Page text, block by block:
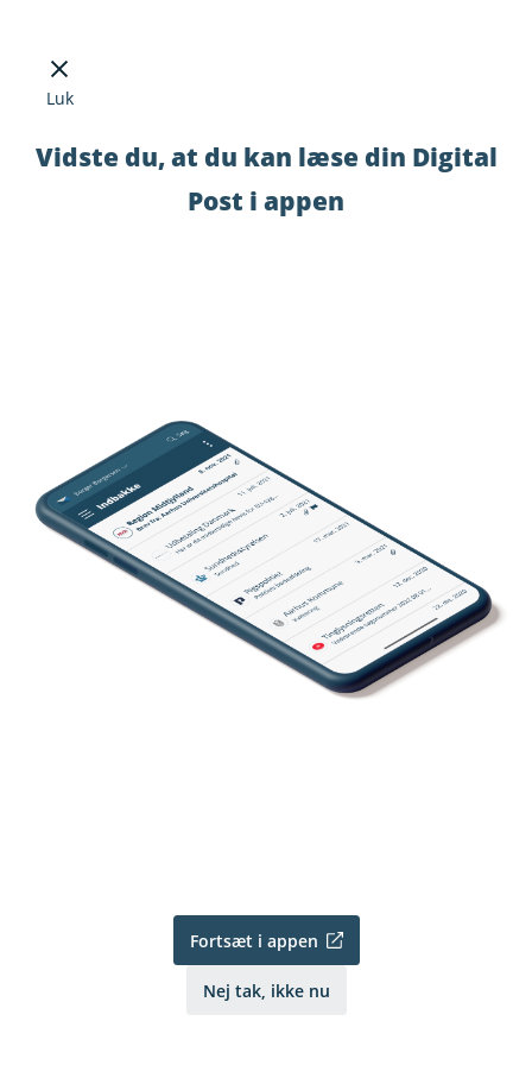
Luk
Vidste du, at du kan læse din Digital
Post i appen
Fortsæt i appen
Nej tak, ikke nu